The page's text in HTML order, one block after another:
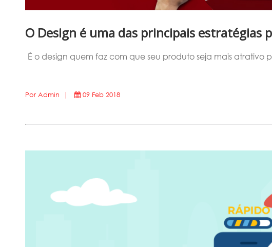
O Design é uma das principais estratégias
É o design quem faz com que seu produto seja mais atrativo
Por Admin | 09 Feb 2018